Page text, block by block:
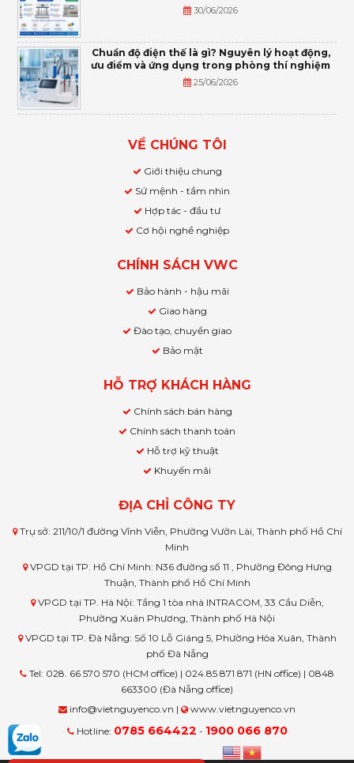
30/06/2026
Chuẩn độ điện thế là gì? Nguyên lý hoạt động,
ưu điểm và ứng dụng trong phòng thí nghiệm
25/06/2026
VỀ CHÚNG TÔI
Giới thiệu chung
Sứ mệnh - tầm nhìn
Hợp tác - đầu tư
Cơ hội nghề nghiệp
CHÍNH SÁCH VWC
Bảo hành - hậu mãi
Giao hàng
Đào tạo, chuyển giao
Bảo mật
HỖ TRỢ KHÁCH HÀNG
Chính sách bán hàng
Chính sách thanh toán
Hỗ trợ kỹ thuật
Khuyến mãi
ĐỊA CHỈ CÔNG TY
Trụ sở: 211/10/1 đường Vĩnh Viễn, Phường Vườn Lài, Thành phố Hồ Chí
Minh
VPGD tại TP. Hồ Chí Minh: N36 đường số 11 , Phường Đông Hưng
Thuận, Thành phố Hồ Chí Minh
VPGD tại TP. Hà Nội: Tầng 1 tòa nhà INTRACOM, 33 Cầu Diễn,
Phường Xuân Phương, Thành phố Hà Nội
VPGD tại TP. Đà Nẵng: Số 10 Lỗ Giáng 5, Phường Hòa Xuân, Thành
phố Đà Nẵng
Tel: 028. 66 570 570 (HCM office) | 024.85 871 871 (HN office) | 0848
663300 (Đà Nẵng office)
info@vietnguyenco.vn |
www.vietnguyenco.vn
Hotline: 0785 664422 - 1900 066 870